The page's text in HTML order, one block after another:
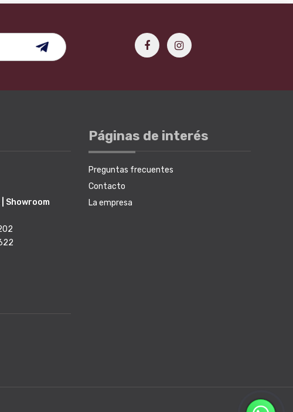
Showroom
Páginas de interés
Preguntas frecuentes
Contacto
La empresa